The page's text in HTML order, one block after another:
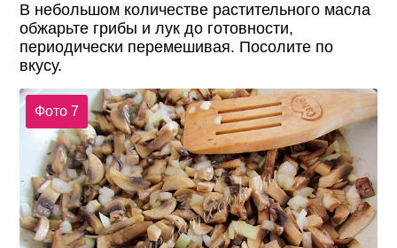
В небольшом количестве растительного масла
обжарьте грибы и лук до готовности,
периодически перемешивая. Посолите по
вкусу.
Фото 7